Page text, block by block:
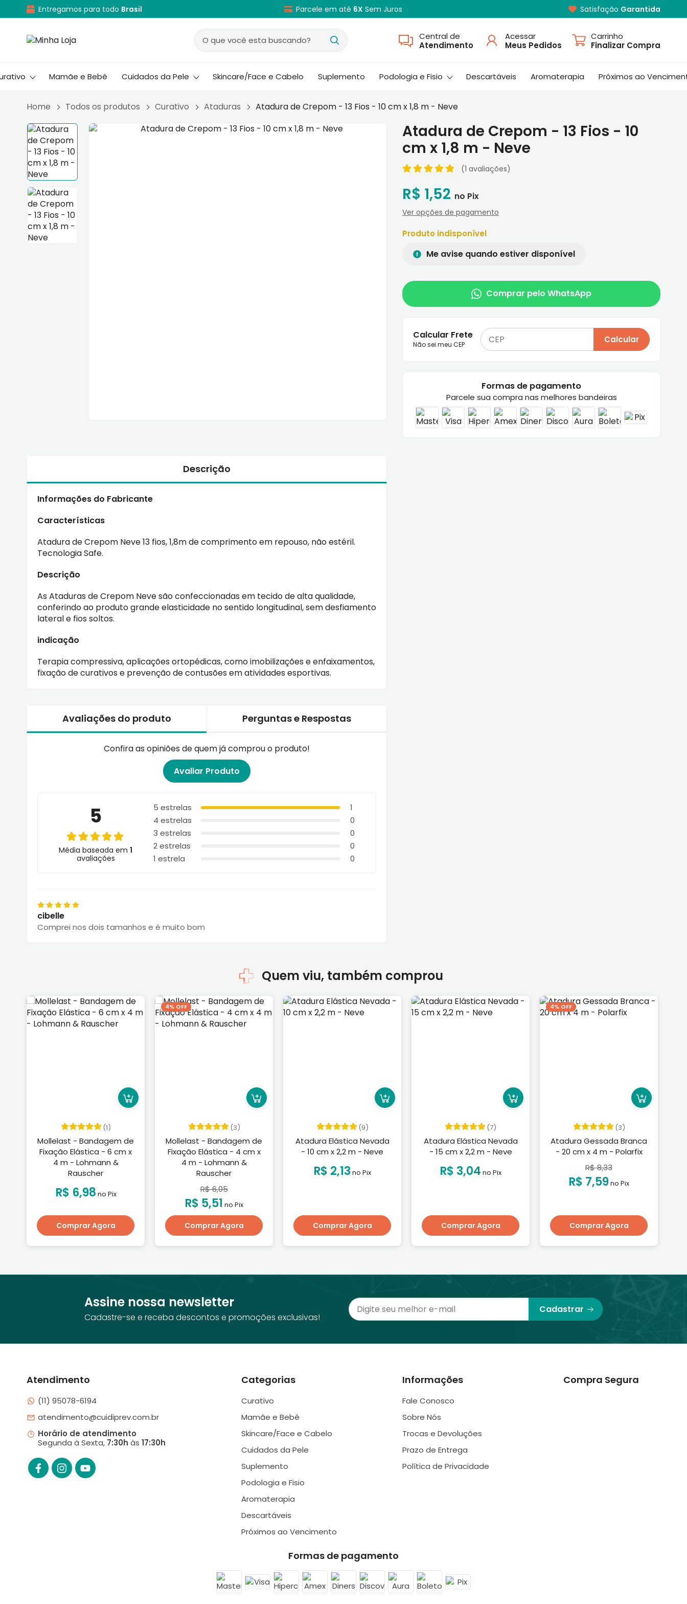
Entregamos para todo Brasil Parcele em até 6X Sem Juros Satisfação Garantida
Central de
Atendimento
Acessar
Meus Pedidos
Carrinho
Finalizar Compra
Mamãe e Bebê Cuidados da Pele Skincare/Face e Cabelo Suplemento Podologia e Fisio Descartáveis Aromaterapia Próximos ao
Home Todos os produtos Curativo Ataduras Atadura de Crepom - 13 Fios - 10 cm x 1,8 m - Neve
Descrição
Informações do Fabricante
Características
Atadura de Crepom Neve 13 fios, 1,8m de comprimento em repouso, não estéril.
Tecnologia Safe.
Descrição
As Ataduras de Crepom Neve são confeccionadas em tecido de alta qualidade,
conferindo ao produto grande elasticidade no sentido longitudinal, sem desfiamento
lateral e fios soltos.
indicação
Terapia compressiva, aplicações ortopédicas, como imobilizações e enfaixamentos,
fixação de curativos e prevenção de contusões em atividades esportivas.
Avaliações do produto Perguntas e Respostas
Confira as opiniões de quem já comprou o produto!
Avaliar Produto
5
Média baseada em1
avaliações
5 estrelas
1
4 estrelas
0
3 estrelas
0
2 estrelas
0
1 estrela
0
cibelle
Comprei nos dois tamanhos e é muito bom
Atadura de Crepom - 13 Fios - 10
cm x 1,8 m - Neve
(1 avaliações)
R$ 1,52
Ver opções de pagamento
Produto indisponível
Me avise quando estiver disponível
Comprar pelo WhatsApp
Calcular Frete
Não sei meu CEP Calcular
Formas de pagamento
Parcele sua compra nas melhores bandeiras
Quem viu, também comprou
(1)
Mollelast - Bandagem de
Fixação Elástica - 6 cm x
4 m - Lohmann &
Rauscher
R$ 6,98 no Pix
Comprar Agora
4% OFF
(3)
Mollelast - Bandagem de
Fixação Elástica - 4 cm x
4 m - Lohmann &
Rauscher
R$ 6,05
R$ 5,51 no Pix
Comprar Agora
(9)
Atadura Elástica Nevada
- 10 cm x 2,2 m - Neve
R$ 2,13 no Pix
Comprar Agora
(7)
Atadura Elástica Nevada
- 15 cm x 2,2 m - Neve
R$ 3,04 no Pix
Comprar Agora
4% OFF
(3)
Atadura Gessada Branca
- 20 cm x 4 m - Polarfix
R$ 8,33
R$ 7,59no Pix
Comprar Agora
Assine nossa newsletter
Cadastre-se e receba descontos e promoções exclusivas!
Cadastrar
Categorias
Curativo
Mamãe e Bebê
Skincare/Face e Cabelo
Cuidados da Pele
Suplemento
Podologia e Fisio
Aromaterapia
Descartáveis
Próximos ao Vencimento
Informações
Fale Conosco
Sobre Nós
Trocas e Devoluções
Prazo de Entrega
Política de Privacidade
Compra Segura
Atendimento
(11) 95078-6194
atendimento@cuidiprev.com.br
Horário de atendimento
Segunda à Sexta, 7:30h às17:30h
Formas de pagamento